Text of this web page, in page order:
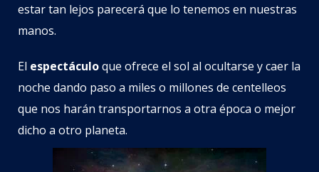
estar tan lejos parecerá que lo tenemos en nuestras
manos.
El espectáculoque ofrece el sol al ocultarse y caer la
noche dando paso a miles o millones de centelleos
que nos harán transportarnos a otra época o mejor
dicho a otro planeta.